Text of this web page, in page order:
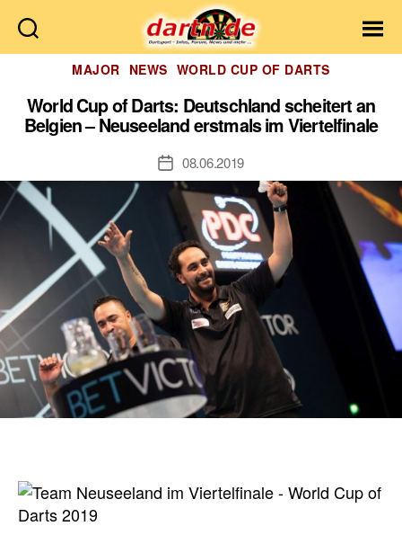
Dartn.de
Kategorien
MAJOR NEWS WORLD CUP OF DARTS
World Cup of Darts: Deutschland scheitert an
Belgien – Neuseeland erstmals im Viertelfinale
Veröffentlichungsdatum
08.06.2019